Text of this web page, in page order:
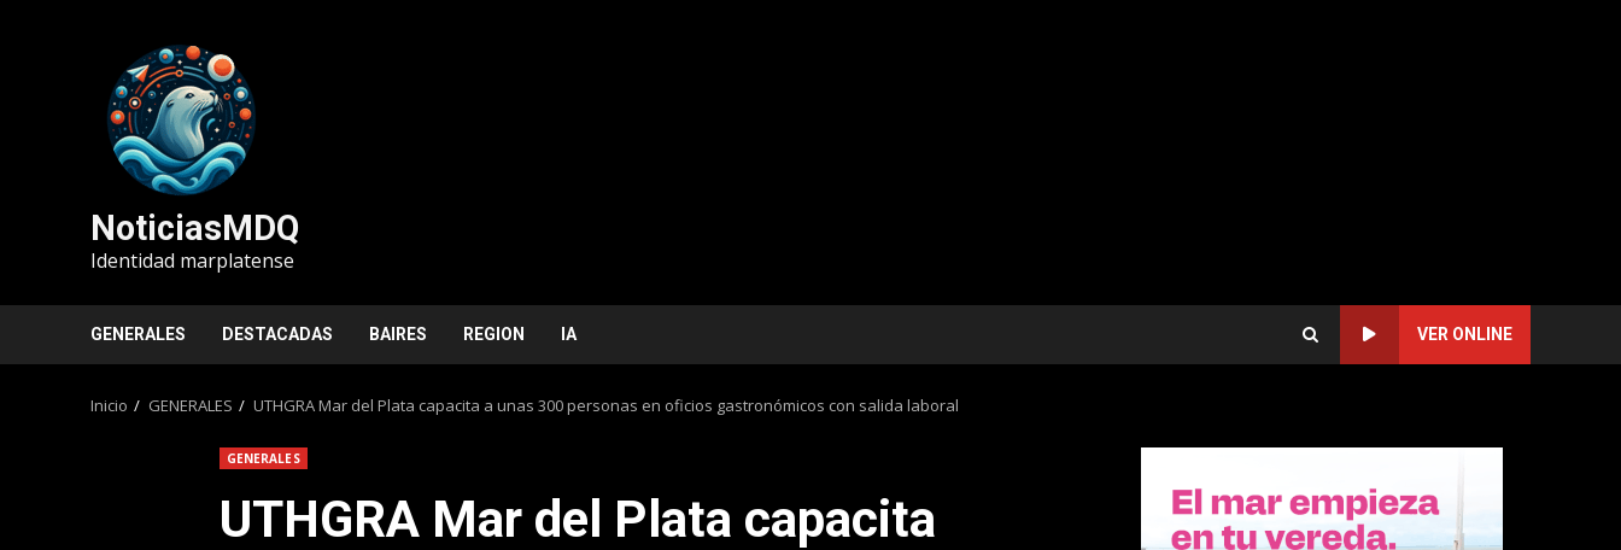
NoticiasMDQ
Identidad marplatense
GENERALES DESTACADAS BAIRES REGION IA VER ONLINE
Inicio GENERALES UTHGRA Mar del Plata capacita a unas 300 personas en oficios gastronómicos con salida laboral
GENERALES
UTHGRA Mar del Plata capacita